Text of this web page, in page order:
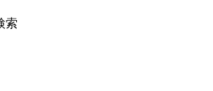
索